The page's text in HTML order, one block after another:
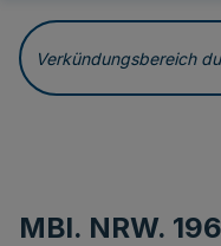
Verkündungsbereich
MBl. NRW.